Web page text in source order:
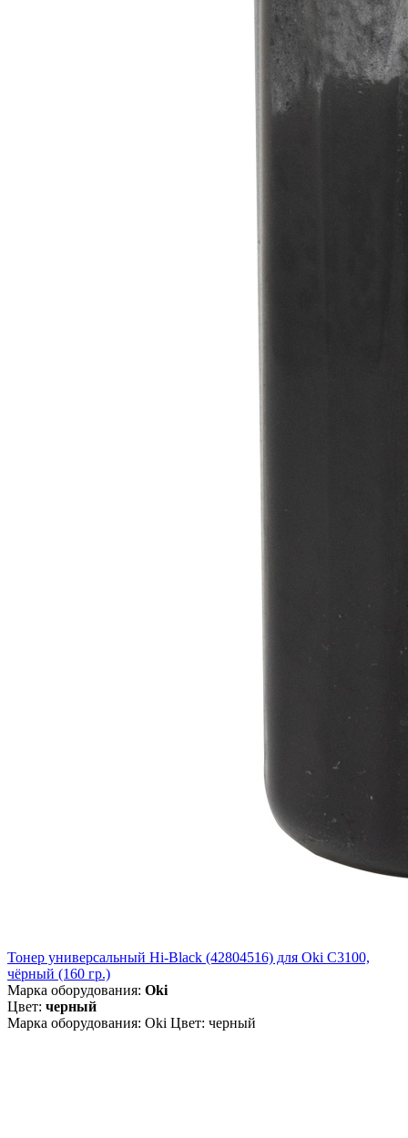
Тонер универсальный Hi-Black (42804516) для Oki С3100,
чёрный (160 гр.)
Марка оборудования: Oki
Цвет: черный
Марка оборудования: Oki Цвет: черный